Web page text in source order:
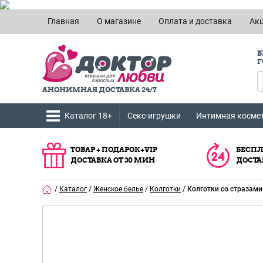
Главная О магазине Оплата и доставка
АНОНИМНАЯ ДОСТАВКА 24/7
Каталог 18+ Секс-игрушки Интимная
ТОВАР + ПОДАРОК+VIP
ДОСТАВКА ОТ 30 МИН
/ Каталог / Женское белье / Колготки / Колготки со